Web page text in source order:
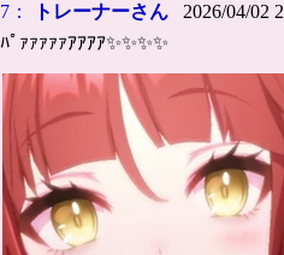
7： トレーナーさん 2026/04/02
ﾊﾟｧｧｧｧｧｱｱｱｱ✨️✨️✨️✨️